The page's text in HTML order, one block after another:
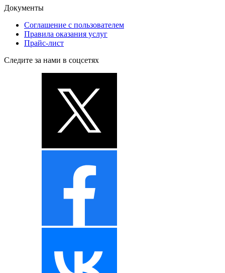
Документы
Соглашение с пользователем
Правила оказания услуг
Прайс-лист
Следите за нами в соцсетях